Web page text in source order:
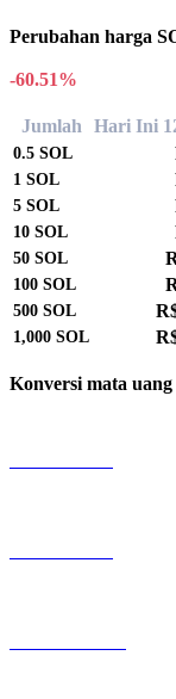
Perubahan harga
-60.51%
Jumlah Hari Ini
0.5 SOL
1 SOL
5 SOL
10 SOL
50 SOL
100 SOL
500 SOL
1,000 SOL
Konversi mata